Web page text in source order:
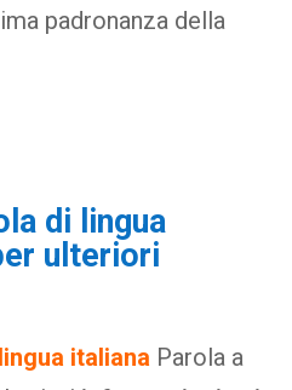
padronanza della
di lingua
ulteriori
italiana Parola a